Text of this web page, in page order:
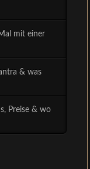
mit einer
& was
Preise & wo